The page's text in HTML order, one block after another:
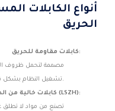
أنواع الكابلات
الحريق
كابلات مقاومة للحريق:
مصممة لتحمل ظروف
تشغيل النظام بشكل فعال.
كابلات خالية من الهالوجين (LSZH):
تصنع من مواد لا تطلق